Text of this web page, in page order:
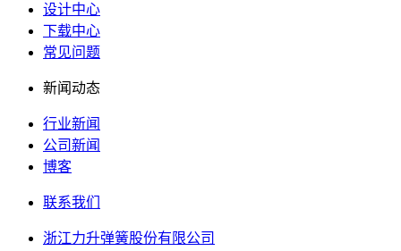
设计中心
下载中心
常见问题
新闻动态
行业新闻
公司新闻
博客
联系我们
浙江力升弹簧股份有限公司